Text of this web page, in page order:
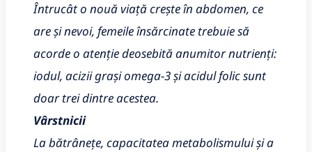
Întrucât o nouă viață crește în abdomen, ce
are și nevoi, femeile însărcinate trebuie să
acorde o atenție deosebită anumitor nutrienți:
iodul, acizii grași omega-3 și acidul folic sunt
doar trei dintre acestea.
Vârstnicii
La bătrânețe, capacitatea metabolismului și a